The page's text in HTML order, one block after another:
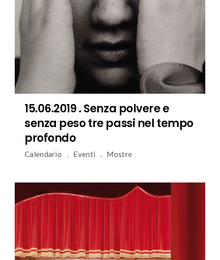
15.06.2019 . Senza polvere e
senza peso tre passi nel tempo
profondo
Calendario Eventi Mostre